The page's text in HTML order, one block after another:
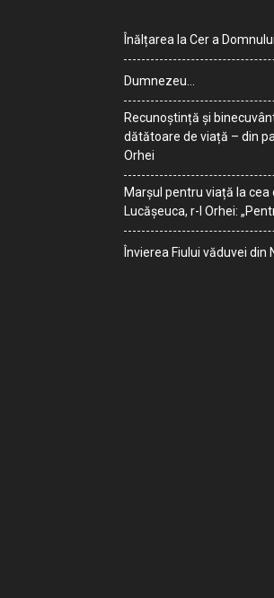
Înălțarea la Cer a
Dumnezeu…
Recunoștință și
dătătoare de viață – din
Orhei
Marșul pentru viață la cea
Lucășeuca, r-l Orhei:
Învierea Fiului văduvei din